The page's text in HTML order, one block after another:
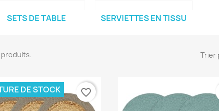
SETS DE TABLE SERVIETTES EN TISSU
produits. Trier
DE STOCK favorite_border